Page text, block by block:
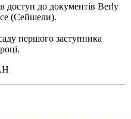
доступ до документів Berly
(Сейшели).
першого заступника